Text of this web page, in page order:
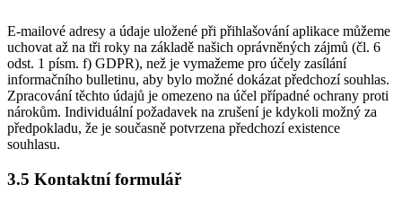
E-mailové adresy a údaje uložené při přihlašování aplikace můžeme
uchovat až na tři roky na základě našich oprávněných zájmů (čl. 6
odst. 1 písm. f) GDPR), než je vymažeme pro účely zasílání
informačního bulletinu, aby bylo možné dokázat předchozí souhlas.
Zpracování těchto údajů je omezeno na účel případné ochrany proti
nárokům. Individuální požadavek na zrušení je kdykoli možný za
předpokladu, že je současně potvrzena předchozí existence
souhlasu.
3.5 Kontaktní formulář